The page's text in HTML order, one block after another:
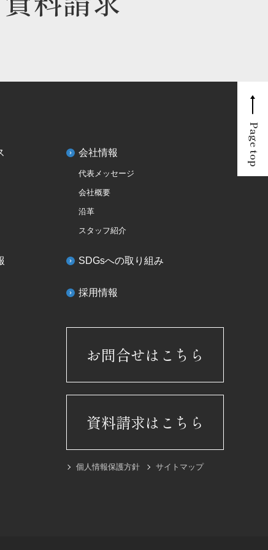
Page top
会社情報
代表メッセージ
会社概要
沿革
スタッフ紹介
SDGsへの取り組み
採用情報
お問合せはこちら
資料請求はこちら
個人情報保護方針 サイトマップ